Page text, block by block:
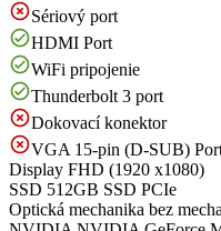
Sériový port
HDMI Port
WiFi pripojenie
Thunderbolt 3 port
Dokovací konektor
VGA 15-pin (D-SUB)
Display FHD (1920 x1080)
SSD 512GB SSD PCIe
Optická mechanika bez